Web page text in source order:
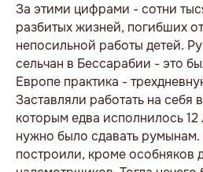
За этими цифрами - сотни
разбитых жизней, погибших
непосильной работы детей.
сельчан в Бессарабии - это
Европе практика -
Заставляли работать на себя
которым едва исполнилось
нужно было сдавать румынам.
построили, кроме особняков